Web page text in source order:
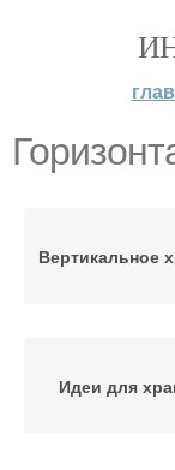
Вертикальное
Идеи для